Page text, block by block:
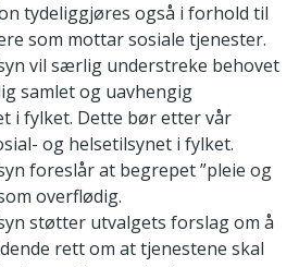
tydeliggjøres også i forhold til
som mottar sosiale tjenester.
vil særlig understreke behovet
samlet og uavhengig
i fylket. Dette bør etter vår
og helsetilsynet i fylket.
foreslår at begrepet ”pleie og
overflødig.
støtter utvalgets forslag om å
rett om at tjenestene skal